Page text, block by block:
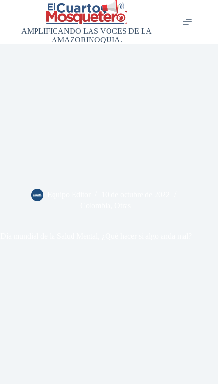
AMPLIFICANDO LAS VOCES DE LA
AMAZORINOQUIA.